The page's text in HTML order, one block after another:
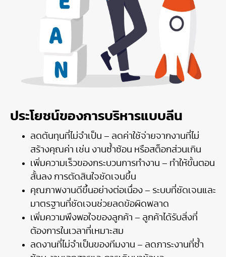
ประโยชน์ของการบริหารแบบลีน
ลดต้นทุนที่ไม่จำเป็น – ลดค่าใช้จ่ายจากงานที่ไม่
สร้างคุณค่า เช่น งานซ้ำซ้อน หรือสต็อกส่วนเกิน
เพิ่มความเร็วของกระบวนการทำงาน – ทำให้ขั้นตอน
สั้นลง การตัดสินใจชัดเจนขึ้น
คุณภาพงานดีขึ้นอย่างต่อเนื่อง – ระบบที่ชัดเจนและ
มาตรฐานที่ชัดเจนช่วยลดข้อผิดพลาด
เพิ่มความพึงพอใจของลูกค้า – ลูกค้าได้รับสิ่งที่
ต้องการในเวลาที่เหมาะสม
ลดงานที่ไม่จำเป็นของทีมงาน – ลดภาระงานที่ซ้ำ